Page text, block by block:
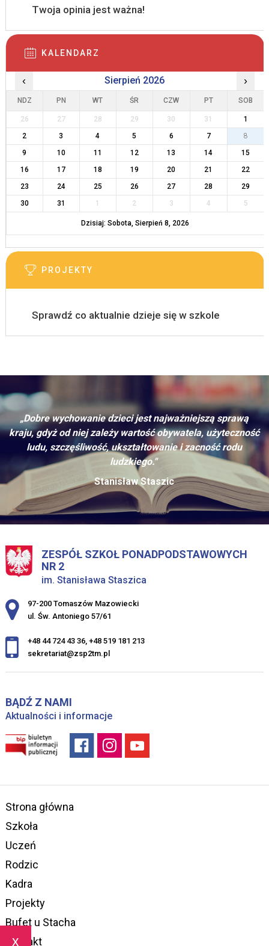
x
Twoja opinia jest ważna!
KALENDARZ
‹ Sierpień 2026 ›
NDZ PN WT ŚR CZW PT SOB
26 27 28 29 30 31
1
2
3 4 5 6 7
8
9
10 11 12 13 14
15
16
17 18 19 20 21
22
23
24 25 26 27 28
29
30
31 1 2 3 4 5
Dzisiaj: Sobota, Sierpień 8, 2026
PROJEKTY
Sprawdź co aktualnie dzieje się w szkole
„Dobre wychowanie dzieci jest najważniejszą sprawą
kraju, gdyż od niej zależy wartość obywatela, użyteczność
ludu, szczęśliwość, ukształtowanie i zacność rodu
ludzkiego."
Stanisław Staszic
ZESPÓŁ SZKOŁ PONADPODSTAWOWYCH
NR 2
im. Stanisława Staszica
Adres pocztowy:
97-200 Tomaszów Mazowiecki
ul. Św. Antoniego 57/61
+48 44 724 43 36, +48 519 181 213
sekretariat@zsp2tm.pl
BĄDŹ Z NAMI
Aktualności i informacje
Strona główna
Szkoła
Uczeń
Rodzic
Kadra
Projekty
Bufet u Stacha
Kontakt